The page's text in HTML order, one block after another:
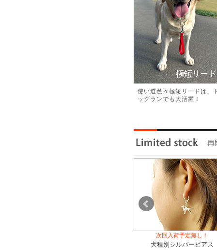
使い道色々極短リードは、
ッグランでも大活躍！